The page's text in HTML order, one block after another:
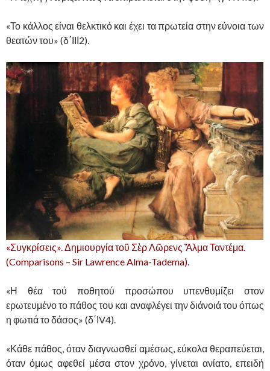
«Το κάλλος είναι θελκτικό και έχει τα πρωτεία στην εύνοια των
θεατών του» (δ΄ΙΙΙ2).
«Συγκρίσεις». Δημιουργία τοῦ Σὲρ Λῶρενς Ἄλμα Ταντέμα.
(Comparisons – Sir Lawrence Alma-Tadema).
«Η θέα τού ποθητού προσώπου υπενθυμίζει στον
ερωτευμένο το πάθος του και αναφλέγει την διάνοιά του όπως
η φωτιά το δάσος» (δ΄ΙV4).
«Κάθε πάθος, όταν διαγνωσθεί αμέσως, εύκολα θεραπεύεται,
όταν όμως αφεθεί μέσα στον χρόνο, γίνεται ανίατο, επειδή